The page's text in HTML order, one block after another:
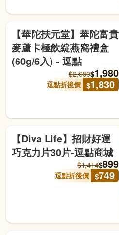
【華陀扶元堂】華陀富貴
麥蘆卡極飲綻燕窩禮盒
(60g/6入) - 逗點
$2,680$1,980
逗點折後價 $1,830
【Diva Life】招財好運
巧克力片30片-逗點商城
$1,414$899
逗點折後價 $749